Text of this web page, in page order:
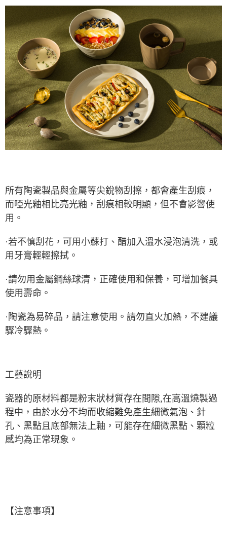
所有陶瓷製品與金屬等尖銳物刮擦，都會產生刮痕，
而啞光釉相比亮光釉，刮痕相較明顯，但不會影響使
用。
·若不慎刮花，可用小蘇打、醋加入溫水浸泡清洗，或
用牙膏輕輕擦拭。
·請勿用金屬鋼絲球清，正確使用和保養，可增加餐具
使用壽命。
·陶瓷為易碎品，請注意使用。請勿直火加熱，不建議
驟冷驟熱。
工藝說明
瓷器的原材料都是粉末狀材質存在間隙,在高溫燒製過
程中，由於水分不均而收縮難免產生細微氣泡、針
孔、黑點且底部無法上釉，可能存在細微黑點、顆粒
感均為正常現象。
【注意事項】